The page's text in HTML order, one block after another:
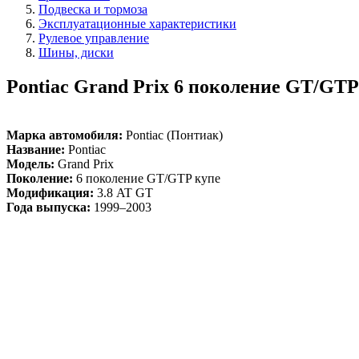
Подвеска и тормоза
Эксплуатационные характеристики
Рулевое управление
Шины, диски
Pontiac Grand Prix 6 поколение GT/
Марка автомобиля: Pontiac (Понтиак)
Название: Pontiac
Модель: Grand Prix
Поколение: 6 поколение GT/GTP купе
Модификация: 3.8 AT GT
Года выпуска: 1999–2003